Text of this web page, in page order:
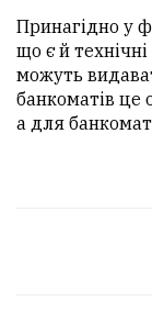
Принагідно у
що є й
можуть
банкоматів це
а для